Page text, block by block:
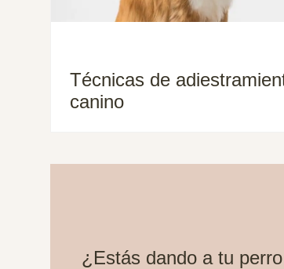
Técnicas de
canino
¿Estás dando a tu